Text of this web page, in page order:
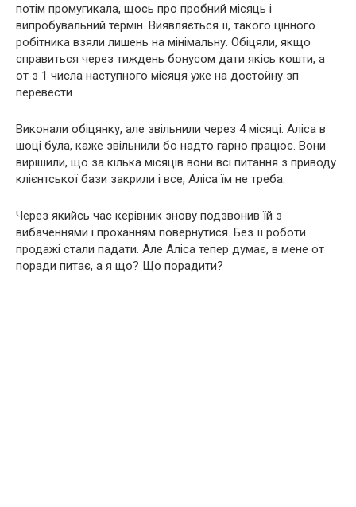
потім промугикала, щось про пробний місяць і
випробувальний термін. Виявляється її, такого цінного
робітника взяли лишень на мінімальну. Обіцяли, якщо
справиться через тиждень бонусом дати якісь кошти, а
от з 1 числа наступного місяця уже на достойну зп
перевести.
Виконали обіцянку, але звільнили через 4 місяці. Аліса в
шоці була, каже звільнили бо надто гарно працює. Вони
вирішили, що за кілька місяців вони всі питання з приводу
клієнтської бази закрили і все, Аліса їм не треба.
Через якийсь час керівник знову подзвонив їй з
вибаченнями і проханням повернутися. Без її роботи
продажі стали падати. Але Аліса тепер думає, в мене от
поради питає, а я що? Що порадити?